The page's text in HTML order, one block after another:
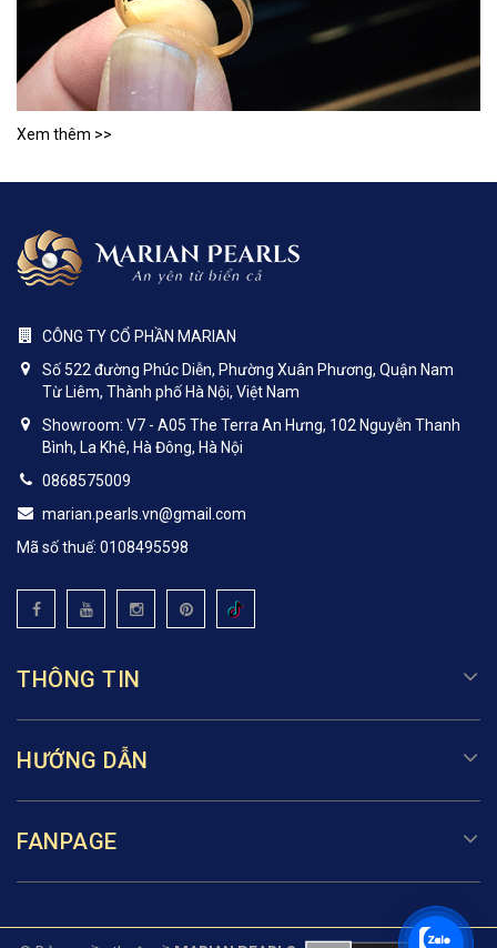
Xem thêm >>
CÔNG TY CỔ PHẦN MARIAN
Số 522 đường Phúc Diễn, Phường Xuân Phương, Quận Nam
Từ Liêm, Thành phố Hà Nội, Việt Nam
Showroom: V7 - A05 The Terra An Hưng, 102 Nguyễn Thanh
Bình, La Khê, Hà Đông, Hà Nội
0868575009
marian.pearls.vn@gmail.com
Mã số thuế: 0108495598
THÔNG TIN
HƯỚNG DẪN
FANPAGE